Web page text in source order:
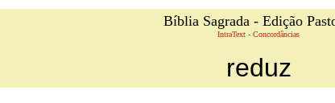
Bíblia Sagrada - Edição
IntraText - Concordâncias
reduz